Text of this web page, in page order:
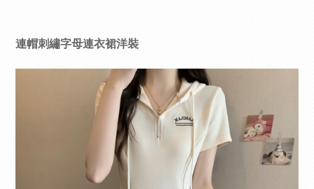
連帽刺繡字母連衣裙洋裝